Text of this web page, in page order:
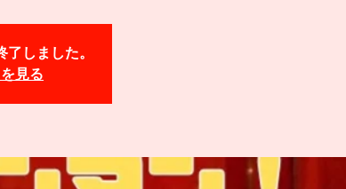
しました。
見る